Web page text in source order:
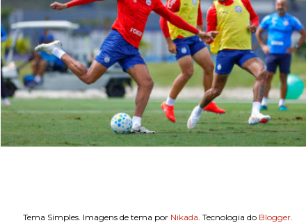
Tema Simples. Imagens de tema por Nikada . Tecnologia do Blogger